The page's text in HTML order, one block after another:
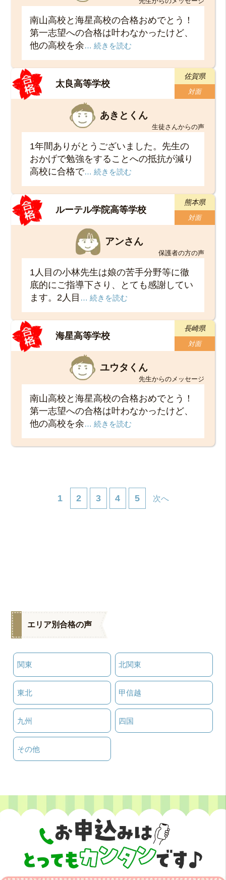
南山高校と海星高校の合格おめでとう！
第一志望への合格は叶わなかったけど、
他の高校を余… 続きを読む
太良高等学校
佐賀県
対面
あきとくん
生徒さんからの声
1年間ありがとうございました。先生の
おかげで勉強をすることへの抵抗が減り
高校に合格で… 続きを読む
ルーテル学院高等学校
熊本県
対面
アンさん
保護者の方の声
1人目の小林先生は娘の苦手分野等に徹
底的にご指導下さり、とても感謝してい
ます。2人目 … 続きを読む
海星高等学校
長崎県
対面
ユウタくん
先生からのメッセージ
南山高校と海星高校の合格おめでとう！
第一志望への合格は叶わなかったけど、
他の高校を余… 続きを読む
1 2 3 4 5 次へ
エリア別合格の声
関東 北関東
東北 甲信越
九州 四国
その他